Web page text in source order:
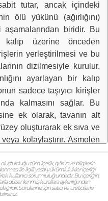
tutar, ancak içindeki
ölü yükünü (ağırlığını)
biridir. Bu
üzerine önceden
yerleştirilmesi ve bu
dizilmesiyle kurulur.
ayarlayan bir kalıp
sadece taşıyıcı kirişler
kalmasını sağlar. Bu
ek olarak, tavanın alt
oluşturarak ek sıva ve
kolaylaştırır. Asmolen
aynı zamanda döşemeye
da sunar, bu da katlar
kontrol altına almaya
şekilde çalışması için,
oluşturduğu tüm içerik, görüş ve bilgilerin
ile ilgili yasal yükümlülükler içeriği
kullanıcı sorumluluğundadır. Bu içeriğin,
düzenlenmiş kurallara aykırılığından
Sorularınız için satıcı ve üreticilerle